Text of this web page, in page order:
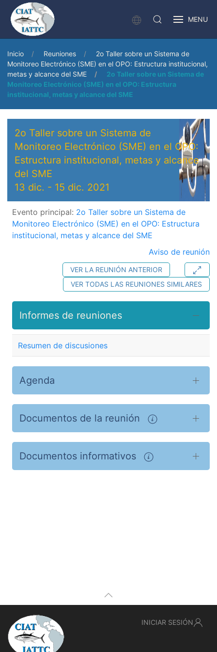
MENU
Inicio Reuniones
2o Taller sobre un Sistema de
Monitoreo Electrónico (SME) en el OPO: Estructura institucional,
metas y alcance del SME
2o Taller sobre un Sistema de
Monitoreo Electrónico (SME) en el OPO: Estructura
institucional, metas y alcance del SME
2o Taller sobre un Sistema de
Monitoreo Electrónico (SME) en el OPO:
Estructura institucional, metas y alcance
del SME
13 dic. - 15 dic. 2021
Evento principal: 2o Taller sobre un Sistema de
Monitoreo Electrónico (SME) en el OPO: Estructura
institucional, metas y alcance del SME
Aviso de reunión
VER LA REUNIÓN ANTERIOR
VER TODAS LAS REUNIONES SIMILARES
Informes de reuniones
Resumen de discusiones
Agenda
Documentos de la reunión
Documentos informativos
INICIAR SESIÓN